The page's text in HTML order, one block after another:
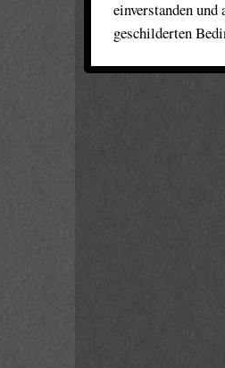
einverstanden
geschilderten